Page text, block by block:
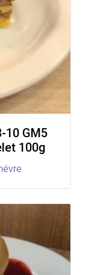
10 GM5
100g